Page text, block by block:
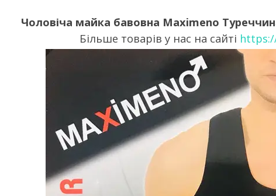
Чоловіча майка бавовна Maximeno
Більше товарів у нас на сайті